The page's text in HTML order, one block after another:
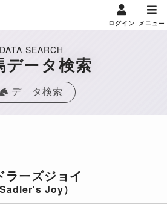
ログイン メニュー
DATA SEARCH
データ検索
データ検索
ラーズジョイ
Sadler's Joy）